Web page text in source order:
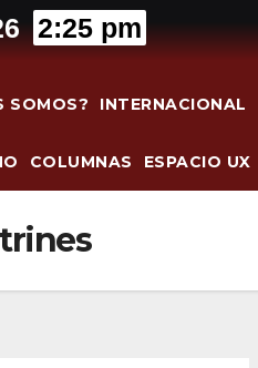
2:25 pm
SOMOS? INTERNACIONAL
COLUMNAS ESPACIO UX